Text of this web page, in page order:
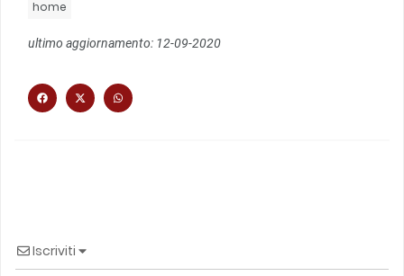
home
ultimo aggiornamento: 12-09-2020
Iscriviti